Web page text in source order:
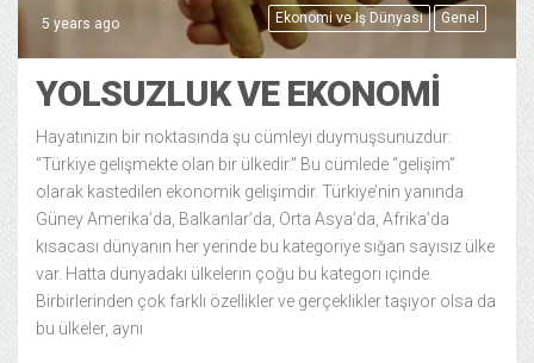
Ekonomi ve Iş Dünyası Genel
5 years ago
YOLSUZLUK VE EKONOMI
Hayatınızın bir noktasında şu cümleyi duymuşsunuzdur:
“Türkiye gelişmekte olan bir ülkedir.” Bu cümlede “gelişim”
olarak kastedilen ekonomik gelişimdir. Türkiye’nin yanında
Güney Amerika’da, Balkanlar’da, Orta Asya’da, Afrika’da
kısacası dünyanın her yerinde bu kategoriye sığan sayısız ülke
var. Hatta dünyadaki ülkelerin çoğu bu kategori içinde.
Birbirlerinden çok farklı özellikler ve gerçeklikler taşıyor olsa da
bu ülkeler, aynı